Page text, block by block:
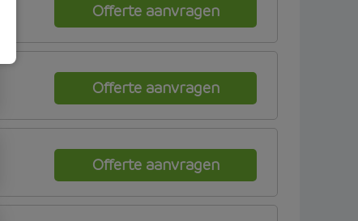
Offerte aanvragen
Offerte aanvragen
Offerte aanvragen